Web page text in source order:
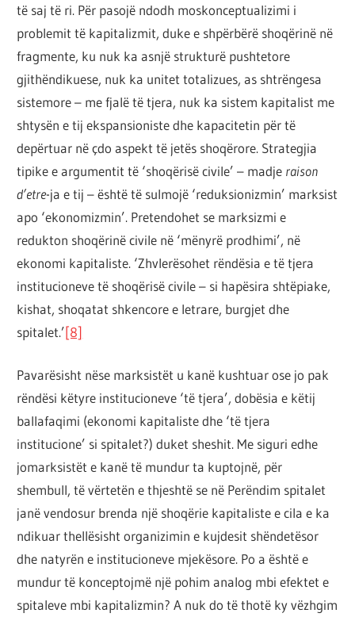
të saj të ri. Për pasojë ndodh moskonceptualizimi i
problemit të kapitalizmit, duke e shpërbërë shoqërinë në
fragmente, ku nuk ka asnjë strukturë pushtetore
gjithëndikuese, nuk ka unitet totalizues, as shtrëngesa
sistemore – me fjalë të tjera, nuk ka sistem kapitalist me
shtysën e tij ekspansioniste dhe kapacitetin për të
depërtuar në çdo aspekt të jetës shoqërore. Strategjia
tipike e argumentit të ‘shoqërisë civile’ – madje raison
d’etre-ja e tij – është të sulmojë ‘reduksionizmin’ marksist
apo ‘ekonomizmin’. Pretendohet se marksizmi e
redukton shoqërinë civile në ‘mënyrë prodhimi’, në
ekonomi kapitaliste. ‘Zhvlerësohet rëndësia e të tjera
institucioneve të shoqërisë civile – si hapësira shtëpiake,
kishat, shoqatat shkencore e letrare, burgjet dhe
spitalet.’[8]
Pavarësisht nëse marksistët u kanë kushtuar ose jo pak
rëndësi këtyre institucioneve ‘të tjera’, dobësia e këtij
ballafaqimi (ekonomi kapitaliste dhe ‘të tjera
institucione’ si spitalet?) duket sheshit. Me siguri edhe
jomarksistët e kanë të mundur ta kuptojnë, për
shembull, të vërtetën e thjeshtë se në Perëndim spitalet
janë vendosur brenda një shoqërie kapitaliste e cila e ka
ndikuar thellësisht organizimin e kujdesit shëndetësor
dhe natyrën e institucioneve mjekësore. Po a është e
mundur të konceptojmë një pohim analog mbi efektet e
spitaleve mbi kapitalizmin? A nuk do të thotë ky vëzhgim